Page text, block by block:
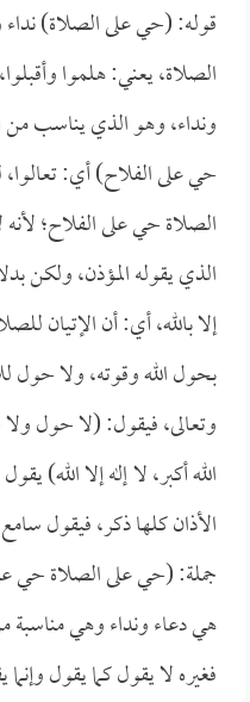
قوله: (حي على الصلاة)
الصلاة، يعني: هلموا
ونداء، وهو الذي يناسب
حي على الفلاح) أي:
الصلاة حي على الفلاح؛ لأنه
الذي يقوله المؤذن، ولكن
إلا بالله، أي: أن الإتيان
بحول الله وقوته، ولا حول
وتعالى، فيقول: (لا حول ولا
الله أكبر، لا إله إلا الله)
الأذان كلها ذكر، فيقول
جملة: (حي على الصلاة حي
هي دعاء ونداء وهي مناسبة
فغيره لا يقول كما يقول